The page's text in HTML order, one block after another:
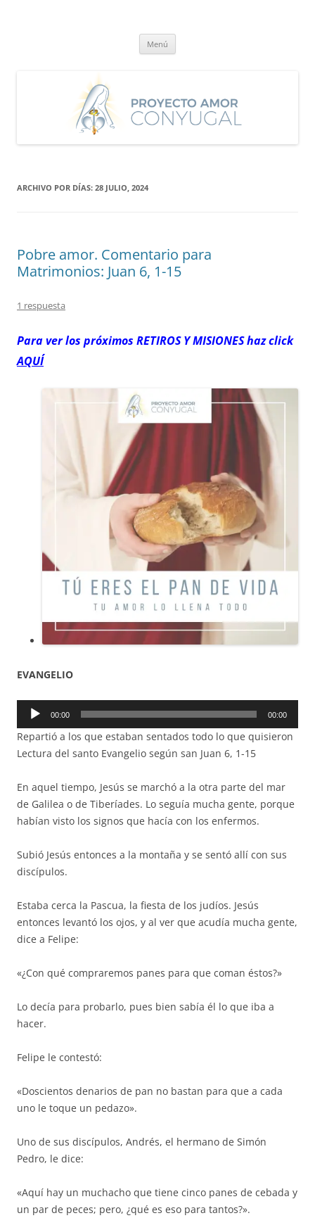
Menú
ARCHIVO POR DÍAS: 28 JULIO, 2024
Pobre amor. Comentario para
Matrimonios: Juan 6, 1-15
1 respuesta
Para ver los próximos RETIROSY MISIONES haz click
AQUÍ
EVANGELIO
Reproductor
audio
00:00 00:00
Repartió a los que estaban sentados todo lo que quisieron
Lectura del santo Evangelio según san Juan 6, 1-15
En aquel tiempo, Jesús se marchó a la otra parte del mar
de Galilea o de Tiberíades. Lo seguía mucha gente, porque
habían visto los signos que hacía con los enfermos.
Subió Jesús entonces a la montaña y se sentó allí con sus
discípulos.
Estaba cerca la Pascua, la fiesta de los judíos. Jesús
entonces levantó los ojos, y al ver que acudía mucha gente,
dice a Felipe:
«¿Con qué compraremos panes para que coman éstos?»
Lo decía para probarlo, pues bien sabía él lo que iba a
hacer.
Felipe le contestó:
«Doscientos denarios de pan no bastan para que a cada
uno le toque un pedazo».
Uno de sus discípulos, Andrés, el hermano de Simón
Pedro, le dice:
«Aquí hay un muchacho que tiene cinco panes de cebada y
un par de peces; pero, ¿qué es eso para tantos?».